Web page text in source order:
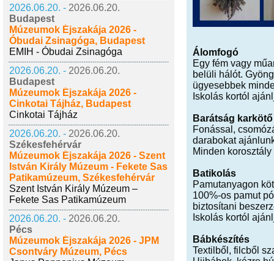
2026.06.20. - 2026.06.20.
Budapest
Múzeumok Éjszakája 2026 -
Óbudai Zsinagóga, Budapest
EMIH - Óbudai Zsinagóga
2026.06.20. - 2026.06.20.
Budapest
Múzeumok Éjszakája 2026 -
Cinkotai Tájház, Budapest
Cinkotai Tájház
2026.06.20. - 2026.06.20.
Székesfehérvár
Múzeumok Éjszakája 2026 - Szent
István Király Múzeum - Fekete Sas
Patikamúzeum, Székesfehérvár
Szent István Király Múzeum –
Fekete Sas Patikamúzeum
2026.06.20. - 2026.06.20.
Pécs
Múzeumok Éjszakája 2026 - JPM
Csontváry Múzeum, Pécs
Álomfogó
Egy fém vagy
belüli hálót.
ügyesebbek
Iskolás kortól
Barátság karkötő
Fonással,
darabokat
Minden
Batikolás
Pamutanyagon
100%-os pamut
biztosítani
Iskolás kortól
Bábkészítés
Textilből, filcből